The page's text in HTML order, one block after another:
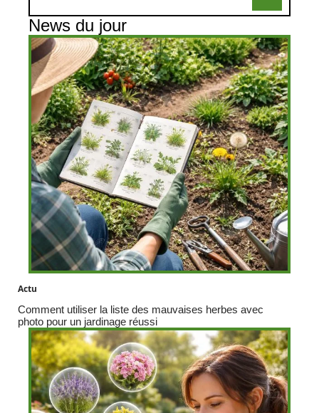
News du jour
Actu
Comment utiliser la liste des mauvaises herbes avec
photo pour un jardinage réussi